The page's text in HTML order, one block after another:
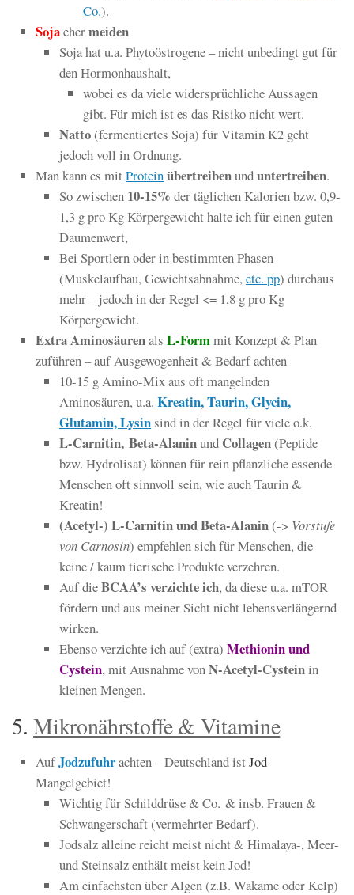
Co.).
Sojaehermeiden
Soja hat u.a. Phytoöstrogene – nicht unbedingt gut für
den Hormonhaushalt,
wobei es da viele widersprüchliche Aussagen
gibt. Für mich ist es das Risiko nicht wert.
Natto(fermentiertes Soja) für Vitamin K2 geht
jedoch voll in Ordnung.
Man kann es mitProteinübertreibenunduntertreiben.
So zwischen 10-15% der täglichen Kalorien bzw. 0,9-
1,3 g pro Kg Körpergewicht halte ich für einen guten
Daumenwert,
Bei Sportlern oder in bestimmten Phasen
(Muskelaufbau, Gewichtsabnahme, etc. pp) durchaus
mehr – jedoch in der Regel <= 1,8 g pro Kg
Körpergewicht.
Extra Aminosäurenals L-Formmit Konzept & Plan
zuführen – auf Ausgewogenheit & Bedarf achten
10-15 g Amino-Mix aus oft mangelnden
Aminosäuren, u.a. Kreatin, Taurin, Glycin,
Glutamin, Lysin sind in der Regel für viele o.k.
L-Carnitin, Beta-Alaninund Collagen(Peptide
bzw. Hydrolisat) können für rein pflanzliche essende
Menschen oft sinnvoll sein, wie auch Taurin &
Kreatin!
(Acetyl-) L-Carnitin und Beta-Alanin(-> Vorstufe
von Carnosin) empfehlen sich für Menschen, die
keine / kaum tierische Produkte verzehren.
Auf dieBCAA’s verzichte ich, da diese u.a. mTOR
fördern und aus meiner Sicht nicht lebensverlängernd
wirken.
Ebenso verzichte ich auf (extra) Methionin und
Cystein, mit Ausnahme vonN-Acetyl-Cysteinin
kleinen Mengen.
5.Mikronährstoffe & Vitamine
AufJodzufuhrachten – Deutschland istJod-
Mangelgebiet!
Wichtig für Schilddrüse & Co. & insb. Frauen &
Schwangerschaft (vermehrter Bedarf).
Jodsalz alleine reicht meist nicht & Himalaya-, Meer-
und Steinsalz enthält meist kein Jod!
Am einfachsten über Algen (z.B. Wakame oder Kelp)